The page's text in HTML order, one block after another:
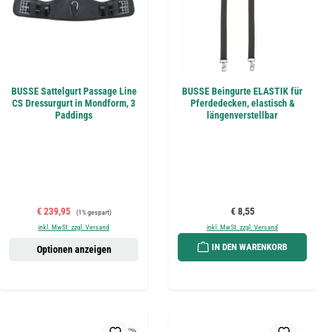
BUSSE Sattelgurt Passage Line
CS Dressurgurt in Mondform, 3
Paddings
Verkaufspreis:
€ 239,95 Regulärer Preis:
(1% gespart)
inkl. MwSt. zzgl. Versand
Optionen anzeigen
BUSSE Beingurte ELASTIK für
Pferdedecken, elastisch &
längenverstellbar
Regulärer Preis:
€ 8,55
inkl. MwSt. zzgl. Versand
IN DEN WARENKORB